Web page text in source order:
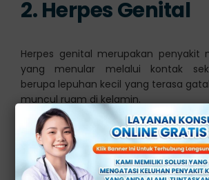
2. Herpes Genital
Herpes genital merupakan penyakit
yang menular melalui kontak
berupa lepuhan kecil yang terasa
muncul ruam di kelamin.
Meskipun tidak bisa disembuhkan,
bisa dikendalikan dengan